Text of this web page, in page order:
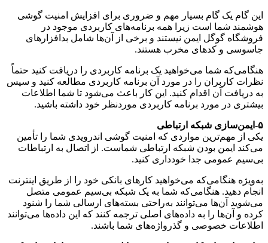
این گام یک گام بسیار مهم و ضروری برای افزایش امنیت گوشی
هوشمند شما است زیرا همه برنامه‌های کاربردی موجود در
فروشگاه گوگل ایمن نیستند و برخی از آن‌ها شامل بدافزارهای
جاسوسی و کدهای مخرب هستند.
هنگامی‌که شما می‌خواهید یک برنامه کاربردی را دریافت کنید حتماً
نظرات کاربران را در مورد آن برنامه کاربردی مطالعه کنید و سپس
به دریافت آن اقدام کنید. این کار باعث می‌شود تا شما اطلاعات
بیشتری در مورد برنامه کاربردی موردنظر خود داشته باشید.
۵-ایمن‌سازی شبکه ارتباطی
یکی از مهم‌ترین مواردی که امنیت گوشی اندرویدی شما را تأمین
می‌کند ایمن بودن شبکه ارتباطی شماست. از اتصال به ارتباطات
بی‌سیم عمومی جدا خودداری کنید.
به‌ویژه هنگامی‌که می‌خواهید کارهای بانکی خود را از طریق اینترنت
انجام دهید. هنگامی‌که شما به یک شبکه بی‌سیم عمومی متصل
می‌شوید آن‌ها می‌توانند به‌راحتی بسته‌های ارسالی شما را شنود
کرده و آن‌ها را به داده‌های اصلی ترجمه کنند که این داده‌ها می‌توانند
اطلاعات خصوصی و گذرواژه‌های شما باشند.